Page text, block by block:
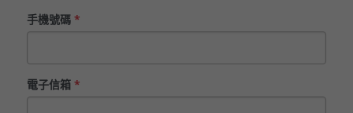
手機號碼*
電子信箱*